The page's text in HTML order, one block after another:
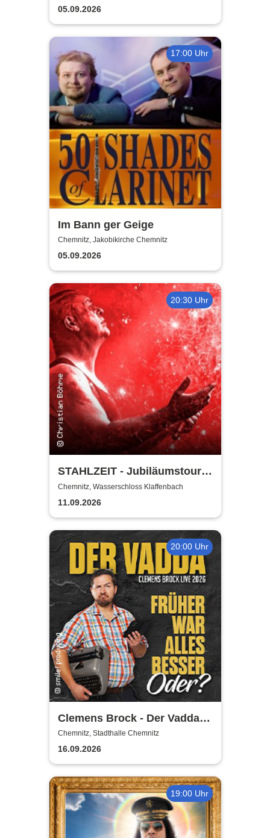
05.09.2026
17:00 Uhr
Im Bann ger Geige
Chemnitz, Jakobikirche Chemnitz
05.09.2026
20:30 Uhr
STAHLZEIT - Jubiläumstour
20 Plus
Chemnitz, Wasserschloss Klaffenbach
11.09.2026
20:00 Uhr
Clemens Brock - Der Vadda -
Früher war alles besser,
oder?
Chemnitz, Stadthalle Chemnitz
16.09.2026
19:00 Uhr